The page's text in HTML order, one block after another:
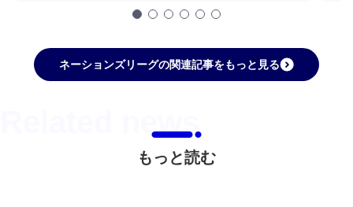
ネーションズリーグの関連記事をもっと見る
もっと読む